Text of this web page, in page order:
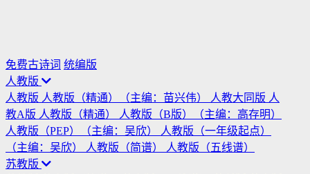
免费古诗词 统编版
人教版
人教版 人教版（精通）（主编：苗兴伟） 人教大同版 人
教A版 人教版（精通）
人教版（B版）（主编：高存明）
人教版（PEP）（主编：吴欣）
人教版（一年级起点）
（主编：吴欣）
人教版（简谱）
人教版（五线谱）
苏教版